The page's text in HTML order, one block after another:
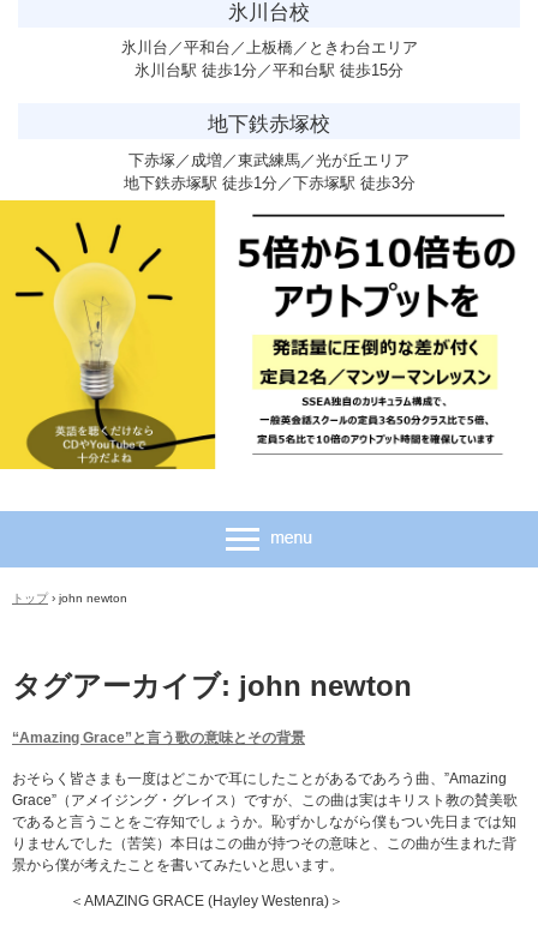
氷川台校
氷川台／平和台／上板橋／ときわ台エリア
氷川台駅 徒歩1分／平和台駅 徒歩15分
地下鉄赤塚校
下赤塚／成増／東武練馬／光が丘エリア
地下鉄赤塚駅 徒歩1分／下赤塚駅 徒歩3分
トップ › john newton
タグアーカイブ: john newton
“Amazing Grace”と言う歌の意味とその背景
おそらく皆さまも一度はどこかで耳にしたことがあるであろう曲、”Amazing
Grace”（アメイジング・グレイス）ですが、この曲は実はキリスト教の賛美歌
であると言うことをご存知でしょうか。恥ずかしながら僕もつい先日までは知
りませんでした（苦笑）本日はこの曲が持つその意味と、この曲が生まれた背
景から僕が考えたことを書いてみたいと思います。
＜AMAZING GRACE (Hayley Westenra)＞